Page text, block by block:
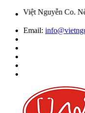
Co. Nếu bạn cần
Email: